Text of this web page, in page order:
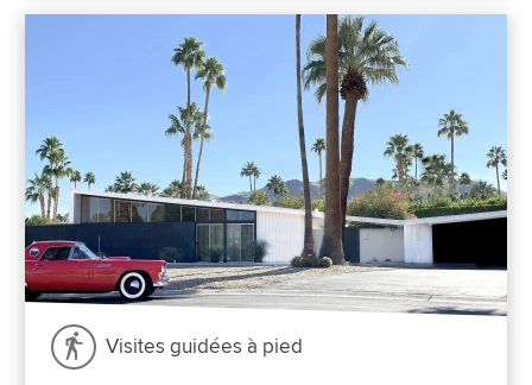
Visites guidées à pied